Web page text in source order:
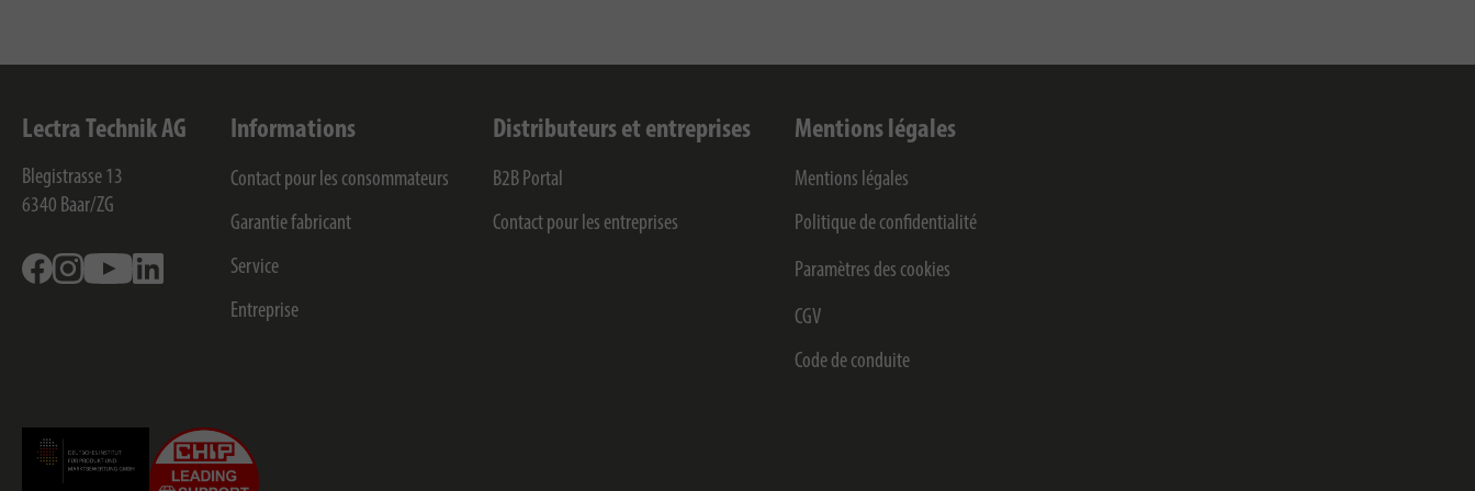
Lectra Technik AG
Blegistrasse 13
6340 Baar/ZG
FacebookInstagramYoutube
Informations
Contact pour les consommateurs
Garantie fabricant
Service
Entreprise
Distributeurs et entreprises
B2B Portal
Contact pour les entreprises
Mentions légales
Mentions légales
Politique de confidentialité
Paramètres des cookies
CGV
Code de conduite